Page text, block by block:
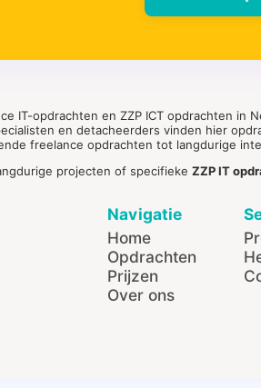
IT-opdrachten en ZZP ICT opdrachten
en detacheerders vinden hier
freelance opdrachten tot langdurige
projecten of specifieke ZZP IT
Navigatie
Home
Opdrachten
Prijzen
Over ons